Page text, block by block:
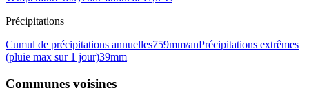
Précipitations
Cumul de précipitations annuelles759mm/anPrécipitations extrêmes
(pluie max sur 1 jour)39mm
Communes voisines